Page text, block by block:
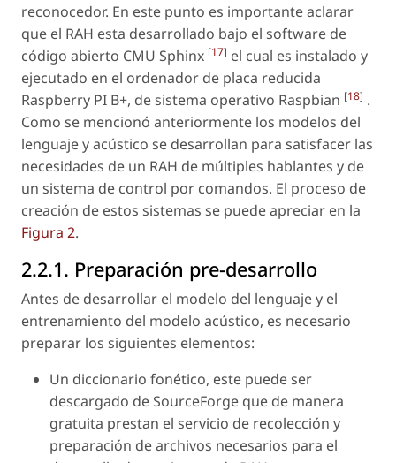
reconocedor. En este punto es importante aclarar
que el RAH esta desarrollado bajo el software de
código abierto CMU Sphinx [17] el cual es instalado y
ejecutado en el ordenador de placa reducida
Raspberry PI B+, de sistema operativo Raspbian [18] .
Como se mencionó anteriormente los modelos del
lenguaje y acústico se desarrollan para satisfacer las
necesidades de un RAH de múltiples hablantes y de
un sistema de control por comandos. El proceso de
creación de estos sistemas se puede apreciar en la
Figura 2.
2.2.1. Preparación pre-desarrollo
Antes de desarrollar el modelo del lenguaje y el
entrenamiento del modelo acústico, es necesario
preparar los siguientes elementos:
Un diccionario fonético, este puede ser
descargado de SourceForge que de manera
gratuita prestan el servicio de recolección y
preparación de archivos necesarios para el